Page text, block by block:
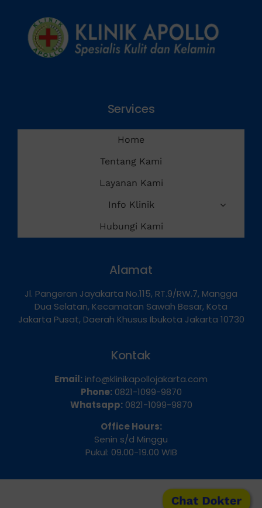
Chat Dokter
Services
Home
Tentang Kami
Layanan Kami
Info Klinik
Hubungi Kami
Alamat
Jl. Pangeran Jayakarta No.115, RT.9/RW.7, Mangga
Dua Selatan, Kecamatan Sawah Besar, Kota
Jakarta Pusat, Daerah Khusus Ibukota Jakarta 10730
Kontak
Email: info@klinikapollojakarta.com
Phone:0821-1099-9870
Whatsapp:0821-1099-9870
Office Hours:
Senin s/d Minggu
Pukul: 09.00-19.00 WIB